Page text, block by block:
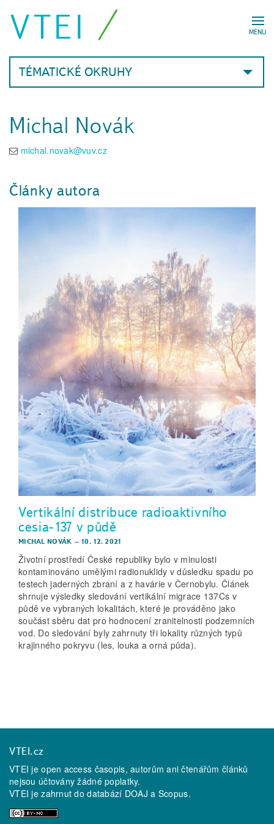
MENU
VTEI
TÉMATICKÉ OKRUHY
Michal Novák
michal.novak@vuv.cz
Články autora
Vertikální distribuce radioaktivního
cesia-137 v půdě
MICHAL NOVÁK – 10. 12. 2021
Životní prostředí České republiky bylo v minulosti
kontaminováno umělými radionuklidy v důsledku spadu po
testech jaderných zbraní a z havárie v Černobylu. Článek
shrnuje výsledky sledování vertikální migrace 137Cs v
půdě ve vybraných lokalitách, které je prováděno jako
součást sběru dat pro hodnocení zranitelnosti podzemních
vod. Do sledování byly zahrnuty tři lokality různých typů
krajinného pokryvu (les, louka a orná půda).
VTEI.cz
VTEI je open access časopis, autorům ani čtenářům článků
nejsou účtovány žádné poplatky.
VTEI je zahrnut do databází DOAJ a Scopus.